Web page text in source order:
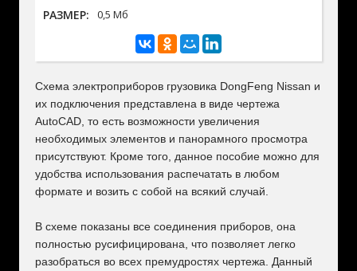
РАЗМЕР: 0,5 Мб
Схема электроприборов грузовика DongFeng Nissan и
их подключения представлена в виде чертежа
AutoCAD, то есть возможности увеличения
необходимых элементов и панорамного просмотра
присутствуют. Кроме того, данное пособие можно для
удобства использования распечатать в любом
формате и возить с собой на всякий случай.
В схеме показаны все соединения приборов, она
полностью русифицирована, что позволяет легко
разобраться во всех премудростях чертежа. Данный